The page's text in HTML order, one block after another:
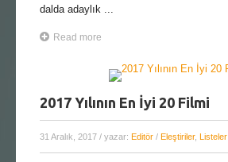
dalda adaylık ...
Read more
2017 Yılının En İyi 20 Filmi
31 Aralık, 2017 / yazar: Editör / Eleştiriler, Listeler